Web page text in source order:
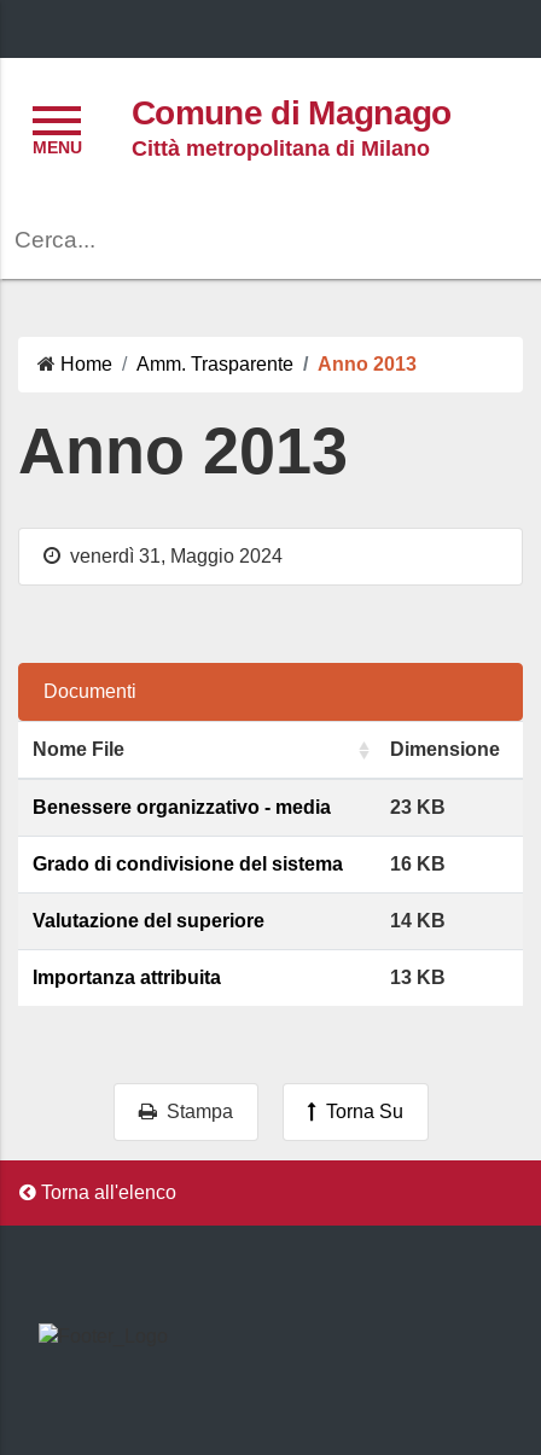
Comune di Magnago
Città metropolitana di Milano
Home Amm. Trasparente Anno 2013
Anno 2013
venerdì 31, Maggio 2024
Documenti
Nome File Dimensione
Benessere organizzativo - media 23 KB
Grado di condivisione del sistema 16 KB
Valutazione del superiore 14 KB
Importanza attribuita 13 KB
Stampa Torna Su
Torna all'elenco